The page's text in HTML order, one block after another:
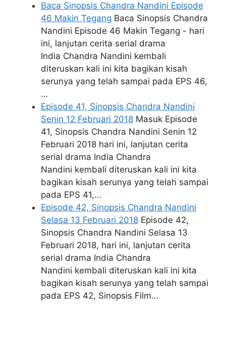
Baca Sinopsis Chandra Nandini Episode
46 Makin Tegang Baca Sinopsis Chandra
Nandini Episode 46 Makin Tegang - hari
ini, lanjutan cerita serial drama
India Chandra Nandini kembali
diteruskan kali ini kita bagikan kisah
serunya yang telah sampai pada EPS 46,
…
Episode 41, Sinopsis Chandra Nandini
Senin 12 Februari 2018 Masuk Episode
41, Sinopsis Chandra Nandini Senin 12
Februari 2018 hari ini, lanjutan cerita
serial drama India Chandra
Nandini kembali diteruskan kali ini kita
bagikan kisah serunya yang telah sampai
pada EPS 41,…
Episode 42, Sinopsis Chandra Nandini
Selasa 13 Februari 2018 Episode 42,
Sinopsis Chandra Nandini Selasa 13
Februari 2018, hari ini, lanjutan cerita
serial drama India Chandra
Nandini kembali diteruskan kali ini kita
bagikan kisah serunya yang telah sampai
pada EPS 42, Sinopsis Film…